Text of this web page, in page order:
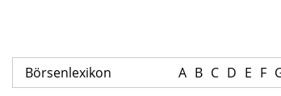
Börsenlexikon A B C D E F